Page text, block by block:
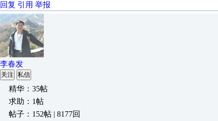
回复 引用 举报
李春发
关注 私信
精华：35帖
求助：1帖
帖子：152帖 | 8177回